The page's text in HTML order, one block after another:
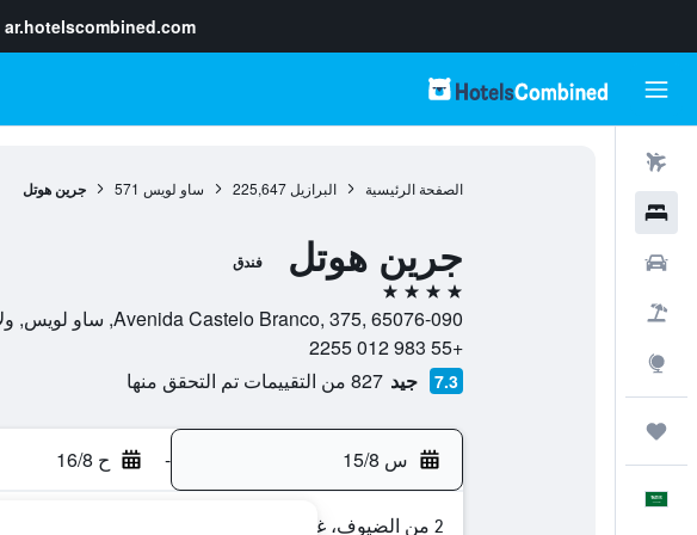
ar.hotelscombined.com
الصفحة الرئيسية البرازيل 225,647 ساو لويس 571 جرين هوتل
جرين هوتل فندق
4 نجوم
Avenida Castelo Branco, 375, 65076-090, ساو لويس, ولاية مارانهاو, البرازيل
+55 983 012 2255
7.3 جيد 827 من التقييمات تم التحقق منها
س 15/8 - ح 16/8
2 من الضيوف، غرفة واحدة